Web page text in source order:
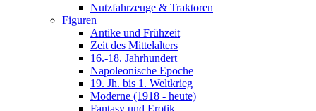
Nutzfahrzeuge & Traktoren
Figuren
Antike und Frühzeit
Zeit des Mittelalters
16.-18. Jahrhundert
Napoleonische Epoche
19. Jh. bis 1. Weltkrieg
Moderne (1918 - heute)
Fantasy und Erotik